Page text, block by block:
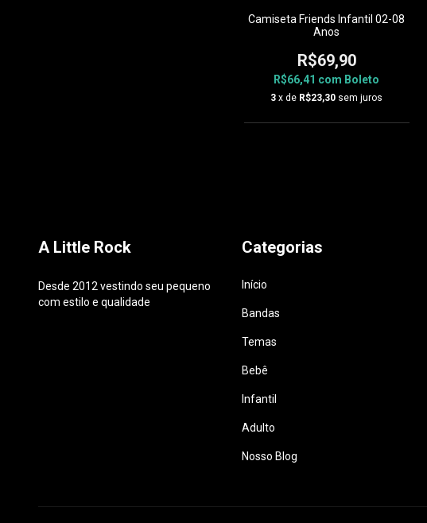
Camiseta Friends Infantil 02-08
Anos
R$69,90
R$66,41 com Boleto
3 x de R$23,30 sem juros
A Little Rock
Desde 2012 vestindo seu pequeno
com estilo e qualidade
Categorias
Início
Bandas
Temas
Bebê
Infantil
Adulto
Nosso Blog